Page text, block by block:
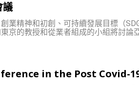
議
業精神和初創、可持續發展目標（
京的教授和從業者組成的小組將討論
in the Post Covid-